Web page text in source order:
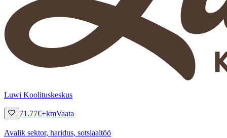
Luwi Koolituskeskus
71.77€+kmVaata
Avalik sektor, haridus, sotsiaaltöö